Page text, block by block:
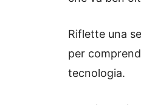
Riflette una
per
tecnologia.